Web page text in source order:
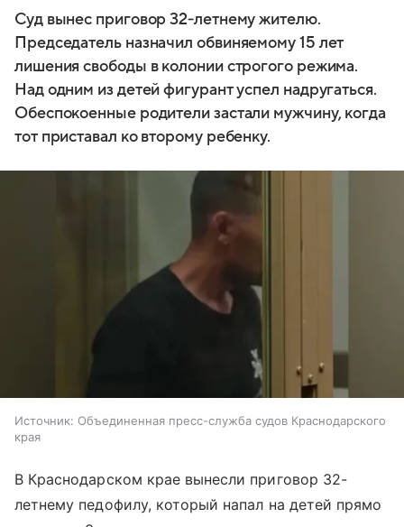
Суд вынес приговор 32‑летнему жителю.
Председатель назначил обвиняемому 15 лет
лишения свободы в колонии строгого режима.
Над одним из детей фигурант успел надругаться.
Обеспокоенные родители застали мужчину, когда
тот приставал ко второму ребенку.
Источник: Объединенная пресс-служба судов Краснодарского
края
В Краснодарском крае вынесли приговор 32-
летнему педофилу, который напал на детей прямо